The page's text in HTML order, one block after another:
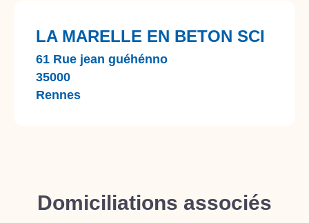
LA MARELLE EN BETON SCI
61 Rue jean guéhénno
35000
Rennes
Domiciliations associés